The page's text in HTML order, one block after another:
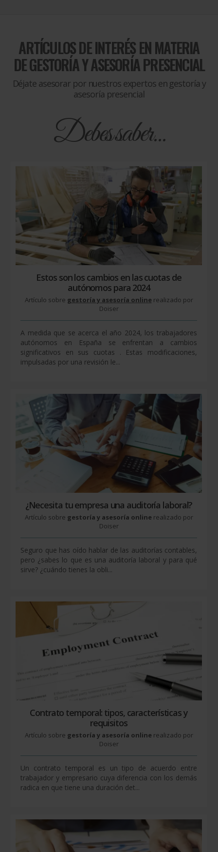
ARTÍCULOS DE INTERÉS EN MATERIA
DEGESTORÍA Y ASESORÍA PRESENCIAL
Déjate asesorar por nuestros expertos en gestoría y
asesoría presencial
Debes saber...
Estos son los cambios en las cuotas de
autónomos para 2024
Artículo sobre gestoría y asesoría online realizado por
Doiser
A medida que se acerca el año 2024, los trabajadores
autónomos en España se enfrentan a cambios
significativos en sus cuotas . Estas modificaciones,
impulsadas por una revisión le...
¿Necesita tu empresa una auditoría laboral?
Artículo sobre gestoría y asesoría online realizado por
Doiser
Seguro que has oído hablar de las auditorías contables,
pero ¿sabes lo que es una auditoría laboral y para qué
sirve? ¿cuándo tienes la obli...
Contrato temporal: tipos, características y
requisitos
Artículo sobre gestoría y asesoría online realizado por
Doiser
Un contrato temporal es un tipo de acuerdo entre
trabajador y empresario cuya diferencia con los demás
radica en que tiene una duración det...